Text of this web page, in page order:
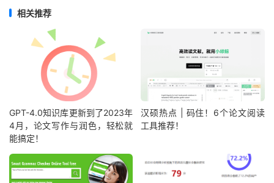
相关推荐
GPT-4.0知识库更新到了2023年
4月，论文写作与润色，轻松就
能搞定！
汉硕热点 | 码住！6个论文阅读
工具推荐！